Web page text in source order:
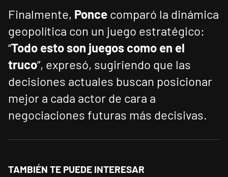
Finalmente, Ponce comparó la dinámica
geopolítica con un juego estratégico:
“Todo esto son juegos como en el
truco”, expresó, sugiriendo que las
decisiones actuales buscan posicionar
mejor a cada actor de cara a
negociaciones futuras más decisivas.
TAMBIÉN TE PUEDE INTERESAR